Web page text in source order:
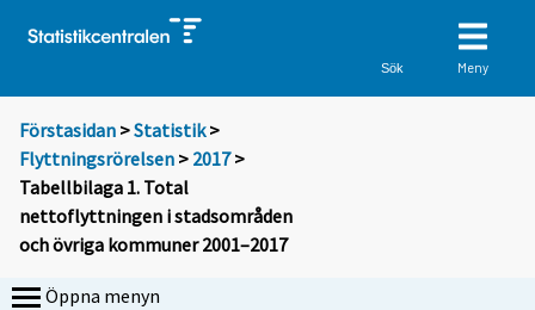
Sök Meny
Förstasidan >Statistik >
Flyttningsrörelsen > 2017>
Tabellbilaga 1. Total
nettoflyttningen i stadsområden
och övriga kommuner 2001–2017
Öppna menyn